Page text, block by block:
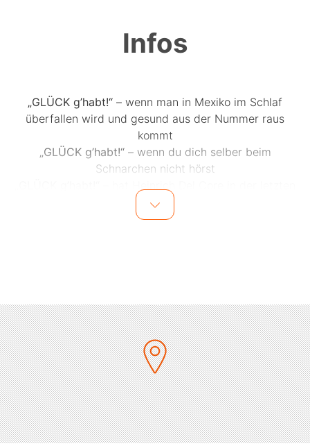
Infos
„GLÜCK g’habt!“ – wenn man in Mexiko im Schlaf
überfallen wird und gesund aus der Nummer raus
kommt
„GLÜCK g’habt!“– wenn du dich selber beim
Schnarchen nicht hörst
Zeit häufig - und genau das gibt er in seinem
neuen Programm zum Besten. Heinrich Del Core nimmt
eine Menge an Humor dabei …und seine
Schuhe! Seine roten Schuhe!
Der halbe Restitaliener versteht es mit seiner
sympathischen, schwäbischen Leichtigkeit die
Alltagsituationen so detailgetreu wiederzugeben, dass
das Publikum sofort in seinem Bann gezogen
wird und seinem Charme nicht auskommt. Ein
unvergleichlicher Mix aus Situationskomik, Charisma
und Sprachwitz. Mit Heinrich Del Core treffen sich